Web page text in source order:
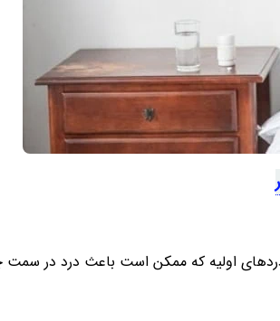
اولیه که ممکن است باعث درد در